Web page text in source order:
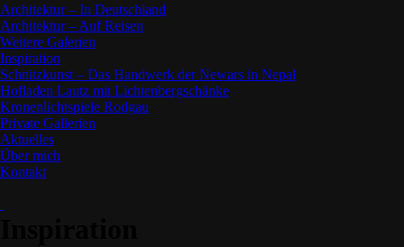
Architektur – In Deutschland
Architektur – Auf Reisen
Weitere Galerien
Inspiration
Schnitzkunst – Das Handwerk der Newars in Nepal
Hofladen Lautz mit Lichtenbergschänke
Kronenlichtspiele Rodgau
Private Gallerien
Aktuelles
Über mich
Kontakt